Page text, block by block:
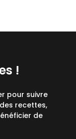
!
pour suivre
recettes,
de